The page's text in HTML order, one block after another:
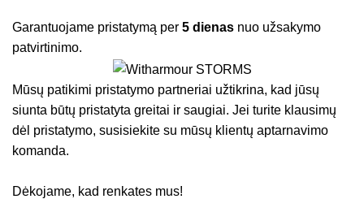
Garantuojame pristatymą per5 dienas nuo užsakymo
patvirtinimo.
Mūsų patikimi pristatymo partneriai užtikrina, kad jūsų
siunta būtų pristatyta greitai ir saugiai. Jei turite klausimų
dėl pristatymo, susisiekite su mūsų klientų aptarnavimo
komanda.
Dėkojame, kad renkates mus!